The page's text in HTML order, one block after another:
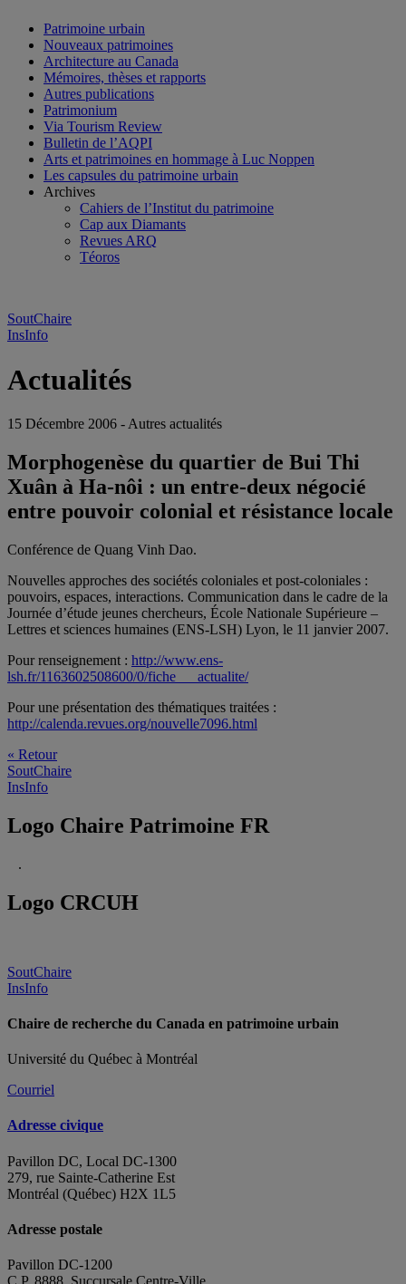
Patrimoine urbain
Nouveaux patrimoines
Architecture au Canada
Mémoires, thèses et rapports
Autres publications
Patrimonium
Via Tourism Review
Bulletin de l’AQPI
Arts et patrimoines en hommage à Luc Noppen
Les capsules du patrimoine urbain
Archives
Cahiers de l’Institut du patrimoine
Cap aux Diamants
Revues ARQ
Téoros
SoutChaire
InsInfo
Actualités
15 Décembre 2006 - Autres actualités
Morphogenèse du quartier de Bui Thi
Xuân à Ha-nôi : un entre-deux négocié
entre pouvoir colonial et résistance locale
Conférence de Quang Vinh Dao.
Nouvelles approches des sociétés coloniales et post-coloniales :
pouvoirs, espaces, interactions. Communication dans le cadre de la
Journée d’étude jeunes chercheurs, École Nationale Supérieure –
Lettres et sciences humaines (ENS-LSH) Lyon, le 11 janvier 2007.
Pour renseignement : http://www.ens-
lsh.fr/1163602508600/0/fiche___actualite/
Pour une présentation des thématiques traitées :
http://calenda.revues.org/nouvelle7096.html
« Retour
SoutChaire
InsInfo
Logo Chaire Patrimoine FR
.
Logo CRCUH
SoutChaire
InsInfo
Chaire de recherche du Canada en patrimoine urbain
Université du Québec à Montréal
Courriel
Adresse civique
Pavillon DC, Local DC-1300
279, rue Sainte-Catherine Est
Montréal (Québec) H2X 1L5
Adresse postale
Pavillon DC-1200